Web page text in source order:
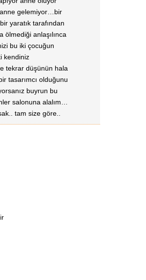
gelemiyor…bir
yaratık tarafından
ölmediği anlaşılınca
bu iki çocuğun
kendiniz
tekrar düşünün hala
tasarımcı olduğunu
buyrun bu
salonuna alalım…
tam size göre..